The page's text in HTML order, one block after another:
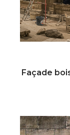
Façade